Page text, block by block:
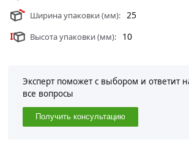
Ширина упаковки (мм): 25
Высота упаковки (мм): 10
Эксперт поможет с выбором и ответит
все вопросы
Получить консультацию